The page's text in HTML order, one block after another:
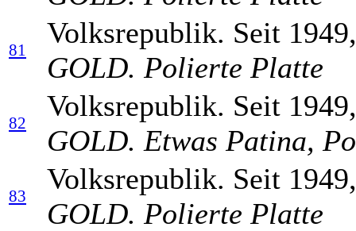
81
Volksrepublik. Seit
GOLD. Polierte Platte
82
Volksrepublik. Seit
GOLD. Etwas Patina,
83
Volksrepublik. Seit
GOLD. Polierte Platte